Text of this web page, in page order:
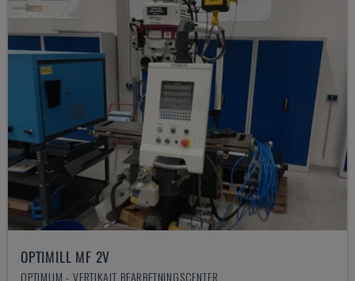
OPTIMILL MF 2V
OPTIMUM - VERTIKALT BEARBETNINGSCENTER